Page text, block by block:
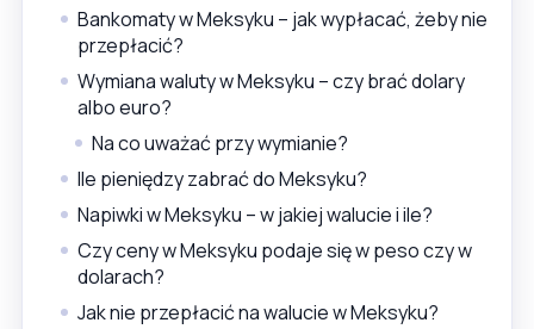
Bankomaty w Meksyku – jak wypłacać, żeby nie
przepłacić?
Wymiana waluty w Meksyku – czy brać dolary
albo euro?
Na co uważać przy wymianie?
Ile pieniędzy zabrać do Meksyku?
Napiwki w Meksyku – w jakiej walucie i ile?
Czy ceny w Meksyku podaje się w peso czy w
dolarach?
Jak nie przepłacić na walucie w Meksyku?